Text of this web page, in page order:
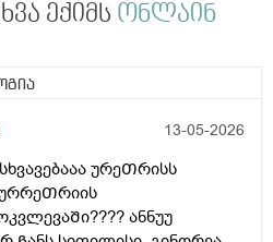
ექიმს ონლაინ
13-05-2026
ურეᲗრისს
ანნუუ